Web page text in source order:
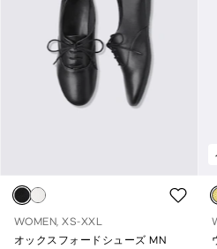
WOMEN, XS-XXL
オックスフォードシューズ MN